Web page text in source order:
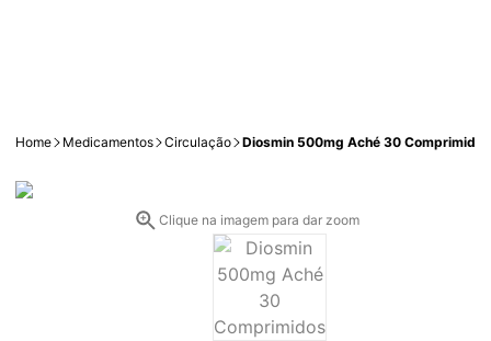
Home Medicamentos Circulação Diosmin 500mg Aché 30 Comprimidos
Clique na imagem para dar zoom